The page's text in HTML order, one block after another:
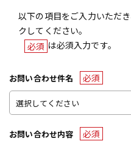
以下の項目をご入力いただ
クしてください。
必須 は必須入力です。
お問い合わせ件名 必須
お問い合わせ内容 必須